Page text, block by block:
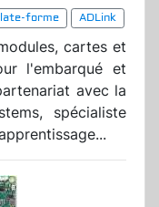
forme
ADLink
cartes et
l'embarqué et
avec la
spécialiste